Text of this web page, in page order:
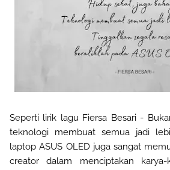
Seperti lirik lagu Fiersa Besari -
teknologi membuat semua jadi
laptop ASUS OLED juga sangat
creator dalam menciptakan karya-